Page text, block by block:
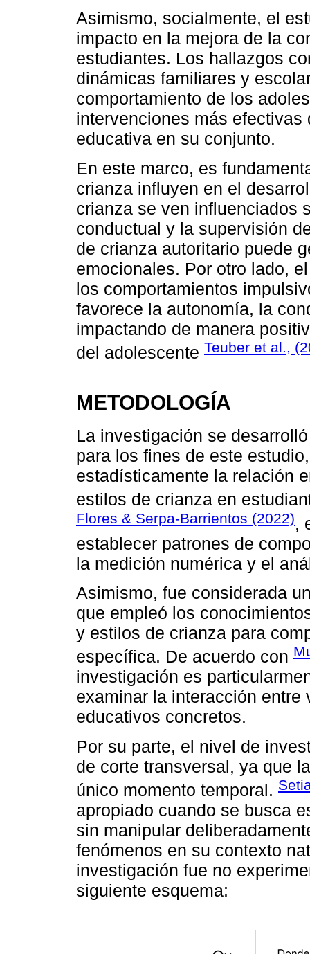
Asimismo, socialmente, el
impacto en la mejora de la
estudiantes. Los hallazgos
dinámicas familiares y
comportamiento de los
intervenciones más
educativa en su conjunto.
En este marco, es
crianza influyen en el
crianza se ven influenciados
conductual y la supervisión
de crianza autoritario puede
emocionales. Por otro lado,
los comportamientos
favorece la autonomía, la
impactando de manera
del adolescente Teuber et al.,
METODOLOGÍA
La investigación se
para los fines de este
estadísticamente la relación
estilos de crianza en
Flores & Serpa-Barrientos (2022),
establecer patrones de
la medición numérica y el
Asimismo, fue considerada
que empleó los
y estilos de crianza para
específica. De acuerdo con
investigación es
examinar la interacción
educativos concretos.
Por su parte, el nivel de
de corte transversal, ya que
único momento temporal.
apropiado cuando se busca
sin manipular
fenómenos en su contexto
investigación fue no
siguiente esquema: